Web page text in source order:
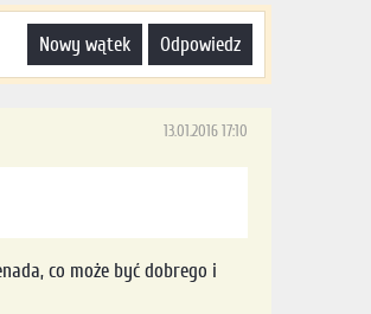
odpowiedz
nowy wątek
13.01.2016 17:10
co może być dobrego i